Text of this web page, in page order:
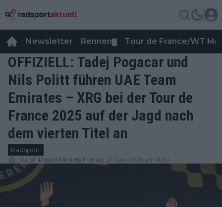
Newsletter Rennen Tour de France/WT
OFFIZIELL: Tadej Pogacar und
Nils Politt führen UAE Team
Emirates – XRG bei der Tour de
France 2025 auf der Jagd nach
dem vierten Titel an
Radsport
durch Pascal Michiels Freitag, 27 Juni 2025 um 11:30